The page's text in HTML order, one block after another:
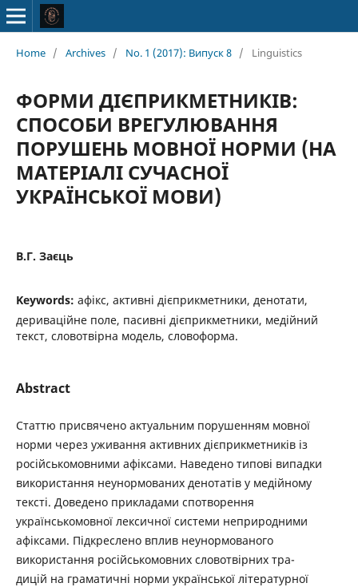
Home / Archives / No. 1 (2017): Випуск 8 / Linguistics
ФОРМИ ДІЄПРИКМЕТНИКІВ:
СПОСОБИ ВРЕГУЛЮВАННЯ
ПОРУШЕНЬ МОВНОЇ НОРМИ (НА
МАТЕРІАЛІ СУЧАСНОЇ
УКРАЇНСЬКОЇ МОВИ)
В.Г. Заєць
Keywords: афікс, активні дієприкметники, денотати,
дериваційне поле, пасивні дієприкметники, медійний
текст, словотвірна модель, словоформа.
Abstract
Статтю присвячено актуальним порушенням мовної
норми через уживання активних дієприкметників із
російськомовними афіксами. Наведено типові випадки
використання неунормованих денотатів у медійному
тексті. Доведено прикладами спотворення
українськомовної лексичної системи неприродними
афіксами. Підкреслено вплив неунормованого
використання російськомовних словотвірних тра-
дицій на граматичні норми української літературної